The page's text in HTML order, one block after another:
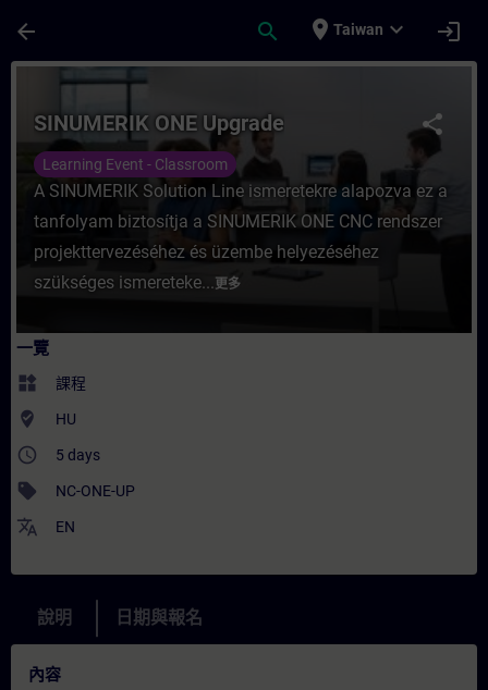
arrow_back search place Taiwan expand_more login
課程 - SINUMERIK ONE Upgrade - 培訓 -
share
SINUMERIK ONE Upgrade
Learning Event - Classroom
A SINUMERIK Solution Line ismeretekre alapozva ez a
tanfolyam biztosítja a SINUMERIK ONE CNC rendszer
projekttervezéséhez és üzembe helyezéséhez
szükséges ismereteke...更多
一覽
widgets 課程
where_to_vote HU
access_time 5 days
sell NC-ONE-UP
translate EN
說明 日期與報名
內容